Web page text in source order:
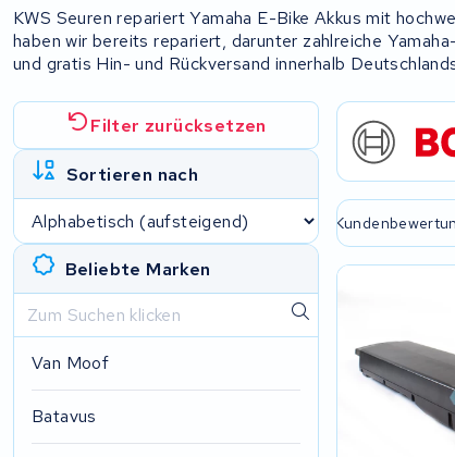
KWS Seuren repariert Yamaha E-Bike Akkus mit
haben wir bereits repariert, darunter zahlreiche
und gratis Hin- und Rückversand innerhalb
Filter zurücksetzen
Sortieren nach
Beliebte Marken
Van Moof
Batavus
passende Lösung 2 Jahre Garantie